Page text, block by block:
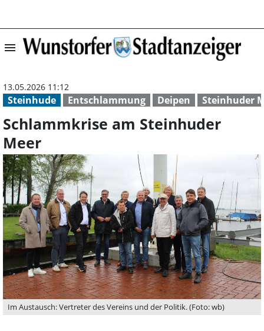
menu Schlammkrise
Steinhude Entschlammung Deipen Steinhuder
13.05.2026 11:12
Schlammkrise am Steinhuder
Meer
Im Austausch: Vertreter des Vereins und der Politik. (Foto: wb)